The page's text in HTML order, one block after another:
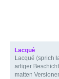
Lacqué
Lacqué (sprich
artiger
matten